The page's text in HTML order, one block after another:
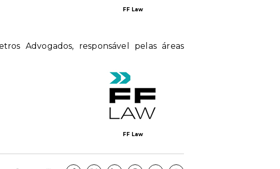
FF Law
Advogados, responsável pelas áreas
FF Law